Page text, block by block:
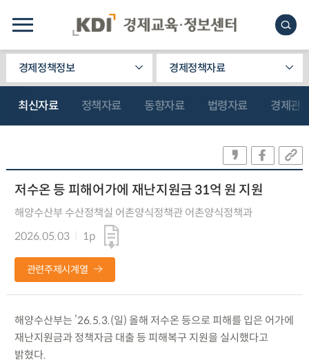
경제정책정보 경제정책자료
최신자료 정책자료 동향자료 법령자료 경제관
저수온 등 피해어가에 재난지원금 31억 원 지원
해양수산부 수산정책실 어촌양식정책관 어촌양식정책과
2026.05.03
1p
관련주제시계열
해양수산부는 ’26.5.3.(일) 올해 저수온 등으로 피해를 입은 어가에
재난지원금과 정책자금 대출 등 피해복구 지원을 실시했다고
밝혔다.